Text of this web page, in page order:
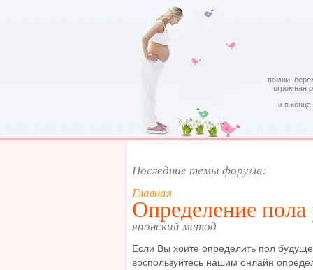
помни,
огромная
и в
Последние темы форума:
Главная
Определение пола
японский метод
Если Вы хоите определить пол
воспользуйтесь нашим онлайн